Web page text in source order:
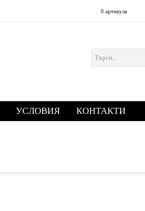
0 артикула
УСЛОВИЯ КОНТАКТИ